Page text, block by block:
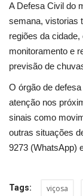
A Defesa Civil do
semana, vistorias
regiões da
monitoramento e
previsão de
O órgão de
atenção nos
sinais como
outras situações
9273 (WhatsApp)
Tags: viçosa